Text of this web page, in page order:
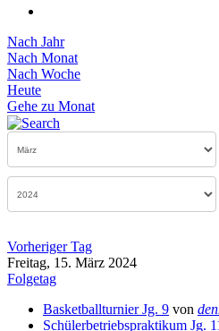
Nach Jahr
Nach Monat
Nach Woche
Heute
Gehe zu Monat
Vorheriger Tag
Freitag, 15. März 2024
Folgetag
Basketballturnier Jg. 9 von
Schülerbetriebspraktikum Jg.